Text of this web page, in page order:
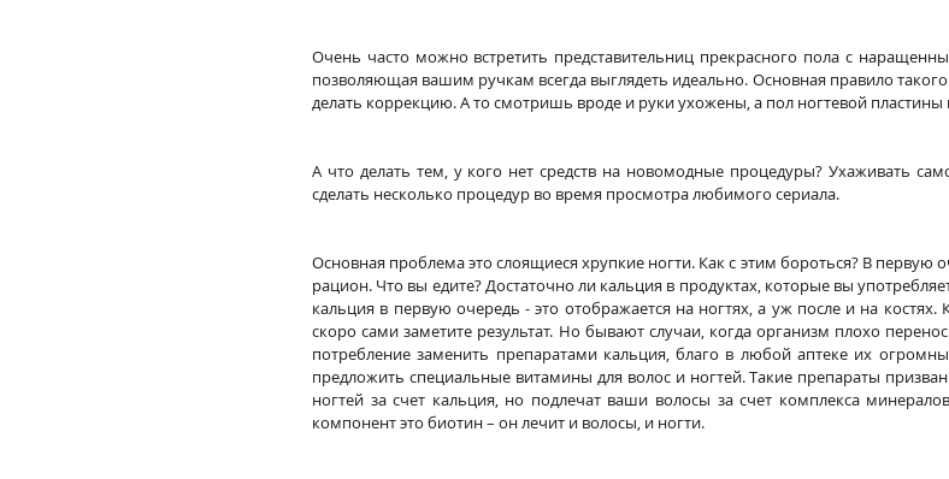
Очень часто можно встретить представительниц прекрасного пола с
позволяющая вашим ручкам всегда выглядеть идеально. Основная правило
делать коррекцию. А то смотришь вроде и руки ухожены, а пол ногтевой
А что делать тем, у кого нет средств на новомодные процедуры? Ухаживать
сделать несколько процедур во время просмотра любимого сериала.
Основная проблема это слоящиеся хрупкие ногти. Как с этим бороться? В первую
рацион. Что вы едите? Достаточно ли кальция в продуктах, которые вы
кальция в первую очередь - это отображается на ногтях, а уж после и на
скоро сами заметите результат. Но бывают случаи, когда организм плохо
потребление заменить препаратами кальция, благо в любой аптеке их
предложить специальные витамины для волос и ногтей. Такие препараты
ногтей за счет кальция, но подлечат ваши волосы за счет комплекса
компонент это биотин – он лечит и волосы, и ногти.